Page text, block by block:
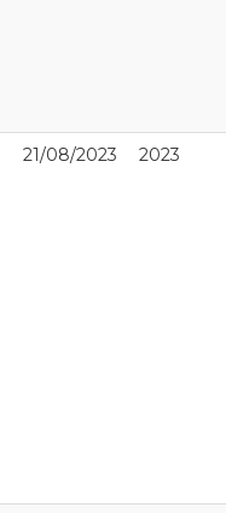
21/08/2023 2023